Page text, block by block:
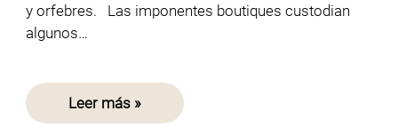
y orfebres. Las imponentes boutiques custodian
algunos…
Leer más »